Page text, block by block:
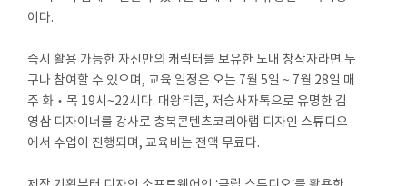
이다.
즉시 활용 가능한 자신만의 캐릭터를 보유한 도내 창작자라면 누
구나 참여할 수 있으며, 교육 일정은 오는 7월 5일 ~ 7월 28일 매
주 화‧목 19시~22시다. 대왕티콘, 저승사자톡으로 유명한 김
영삼 디자이너를 강사로 충북콘텐츠코리아랩 디자인 스튜디오
에서 수업이 진행되며, 교육비는 전액 무료다.